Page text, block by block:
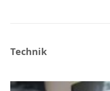
Technik